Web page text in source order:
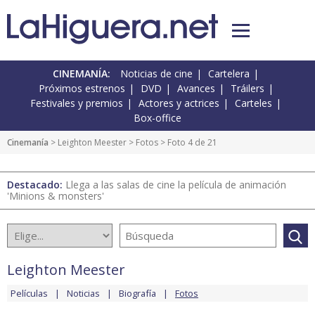
CINEMANÍA: Noticias de cine
Cartelera
Próximos estrenos
DVD Avances
Tráilers
Festivales y premios
Actores y actrices
Carteles
Box-office
Cinemanía > Leighton Meester > Fotos > Foto 4 de 21
Destacado: Llega a las salas de cine la película de animación
'Minions & monsters'
Leighton Meester
Películas Noticias Biografía Fotos